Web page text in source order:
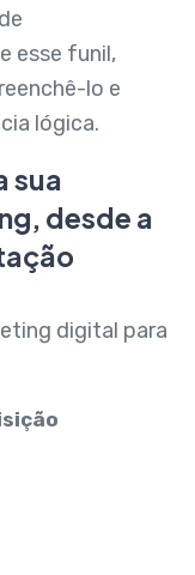
esse funil,
lo e
lógica.
sua
desde a
digital para